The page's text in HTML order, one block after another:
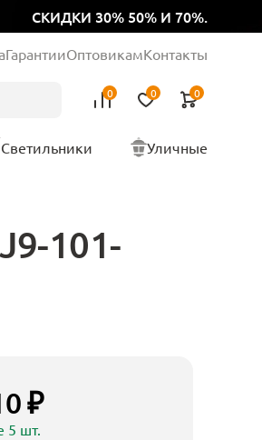
СКИДКИ 30% 50% И 70%.
ГарантииОптовикамКонтакты
0 0 0
Светильники Уличные
101-
₽
5 шт.